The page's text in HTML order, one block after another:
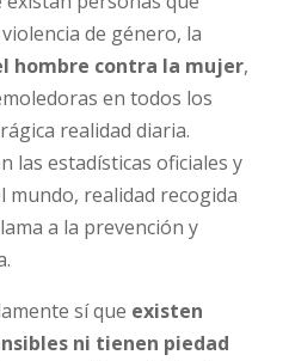
de género, la
hombre contra la mujer,
en todos los
realidad diaria.
las estadísticas oficiales y
mundo, realidad recogida
a la prevención y
sí que existen
ni tienen piedad